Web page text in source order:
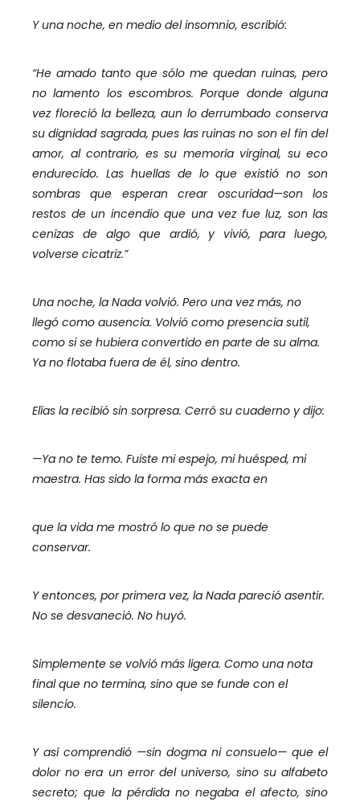
Y una noche, en medio del insomnio, escribió:
“He amado tanto que sólo me quedan ruinas, pero
no lamento los escombros. Porque donde alguna
vez floreció la belleza, aun lo derrumbado conserva
su dignidad sagrada, pues las ruinas no son el fin del
amor, al contrario, es su memoria virginal, su eco
endurecido. Las huellas de lo que existió no son
sombras que esperan crear oscuridad—son los
restos de un incendio que una vez fue luz, son las
cenizas de algo que ardió, y vivió, para luego,
volverse cicatriz.”
Una noche, la Nada volvió. Pero una vez más, no
llegó como ausencia. Volvió como presencia sutil,
como si se hubiera convertido en parte de su alma.
Ya no flotaba fuera de él, sino dentro.
Elías la recibió sin sorpresa. Cerró su cuaderno y dijo:
—Ya no te temo. Fuiste mi espejo, mi huésped, mi
maestra. Has sido la forma más exacta en
que la vida me mostró lo que no se puede
conservar.
Y entonces, por primera vez, la Nada pareció asentir.
No se desvaneció. No huyó.
Simplemente se volvió más ligera. Como una nota
final que no termina, sino que se funde con el
silencio.
Y así comprendió —sin dogma ni consuelo— que el
dolor no era un error del universo, sino su alfabeto
secreto; que la pérdida no negaba el afecto, sino